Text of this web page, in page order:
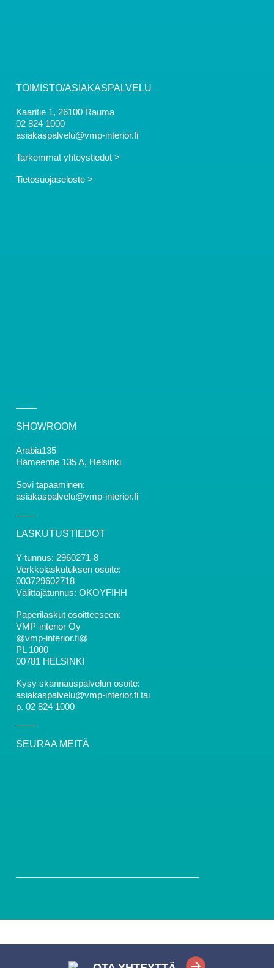
TOIMISTO/ASIAKASPALVELU
Kaaritie 1, 26100 Rauma
02 824 1000
asiakaspalvelu@vmp-interior.fi
Tarkemmat yhteystiedot >
Tietosuojaseloste >
SHOWROOM
Arabia135
Hämeentie 135 A, Helsinki
Sovi tapaaminen:
asiakaspalvelu@vmp-interior.fi
LASKUTUSTIEDOT
Y-tunnus: 2960271-8
Verkkolaskutuksen osoite:
003729602718
Välittäjätunnus: OKOYFIHH
Paperilaskut osoitteeseen:
VMP-interior Oy
@vmp-interior.fi@
PL 1000
00781 HELSINKI
Kysy skannauspalvelun osoite:
asiakaspalvelu@vmp-interior.fi tai
p. 02 824 1000
SEURAA MEITÄ